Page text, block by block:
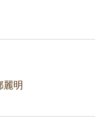
麗明